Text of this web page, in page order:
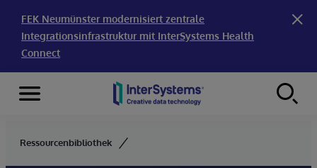
FEK Neumünster modernisiert zentrale
Integrationsinfrastruktur mit InterSystems Health
Connect
Skip to content
Menu
Ressourcenbibliothek